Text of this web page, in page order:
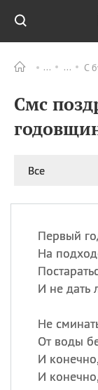
С
Смс
Все
Первый
На
И не дать
Не
От воды
И
И